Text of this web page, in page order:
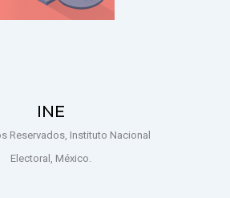
INE
Reservados, Instituto Nacional
Electoral, México.